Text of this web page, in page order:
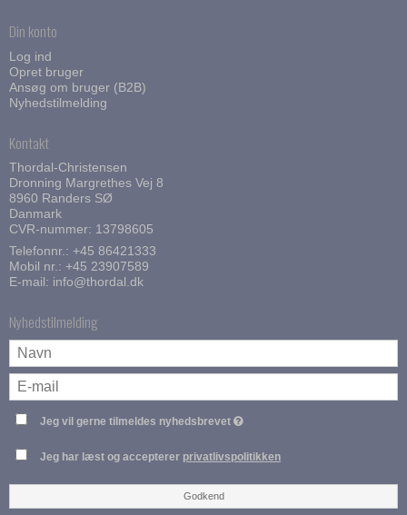
Din konto
Log ind
Opret bruger
Ansøg om bruger (B2B)
Nyhedstilmelding
Kontakt
Thordal-Christensen
Dronning Margrethes Vej 8
8960 Randers SØ
Danmark
CVR-nummer: 13798605
Telefonnr.: +45 86421333
Mobil nr.: +45 23907589
E-mail: info@thordal.dk
Nyhedstilmelding
Jeg vil gerne tilmeldes nyhedsbrevet
Jeg har læst og accepterer privatlivspolitikken
Godkend